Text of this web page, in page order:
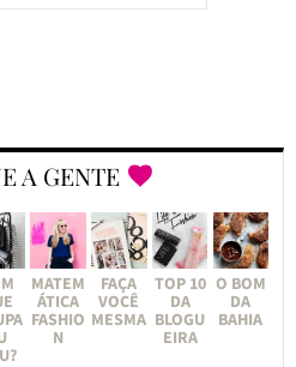
A GENTE
MATEM
ÁTICA
FASHIO
N
FAÇA
VOCÊ
MESMA
TOP 10
DA
BLOGU
EIRA
O BOM
DA
BAHIA